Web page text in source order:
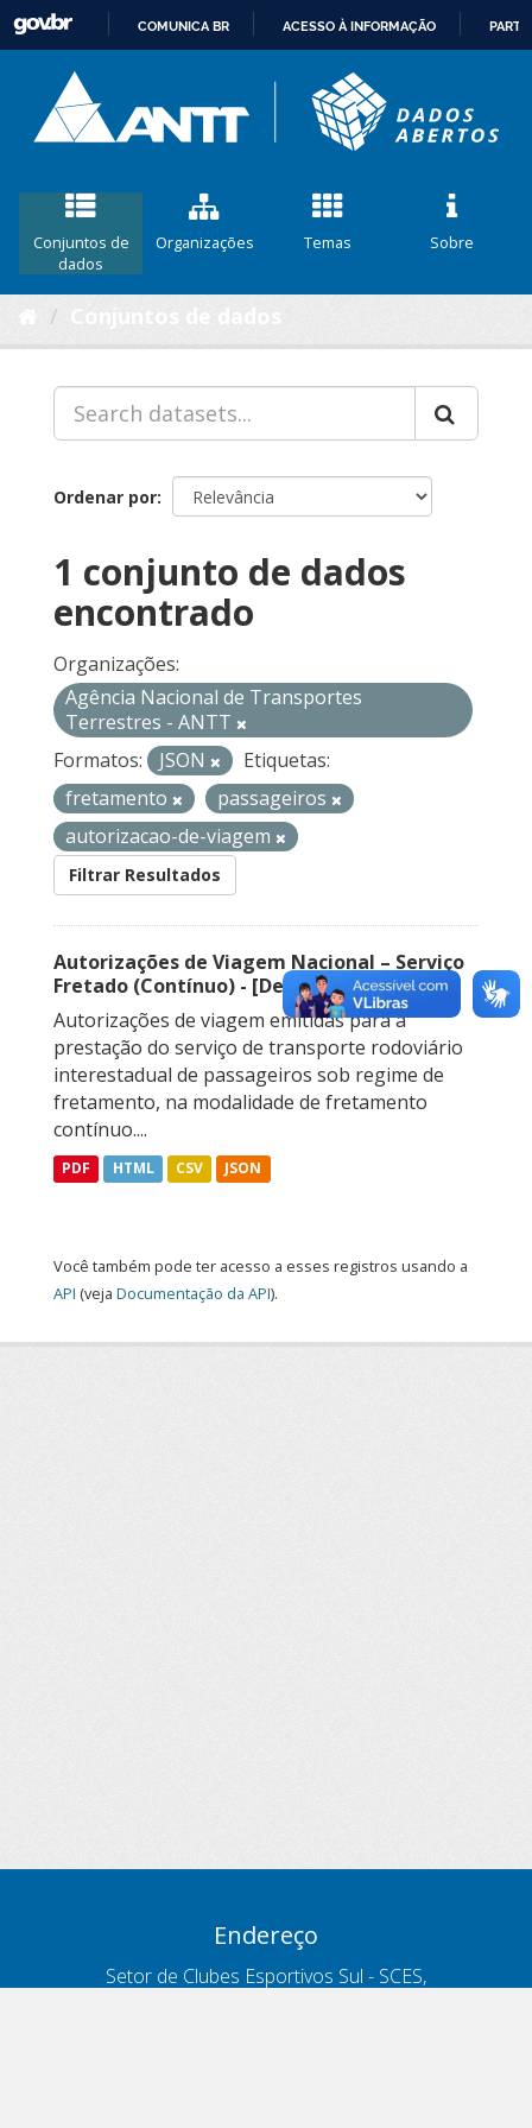
CONTEÚDO
COMUNICA BR ACESSO À INFORMAÇÃO
Conjuntos de
dados
Organizações Temas Sobre
Ordenar por
1 conjunto de dados
encontrado
Organizações:
Agência Nacional de Transportes
Terrestres - ANTT
Formatos:
JSON
Etiquetas:
fretamento
passageiros
autorizacao-de-viagem
Filtrar Resultados
Autorizações de Viagem Nacional – Serviço
Fretado (Contínuo) - [Descontinuado]
Autorizações de viagem emitidas para a
prestação do serviço de transporte rodoviário
interestadual de passageiros sob regime de
fretamento, na modalidade de fretamento
contínuo....
PDF HTML CSV JSON
Você também pode ter acesso a esses registros usando a
API (veja Documentação da API).
Endereço
Setor de Clubes Esportivos Sul - SCES,